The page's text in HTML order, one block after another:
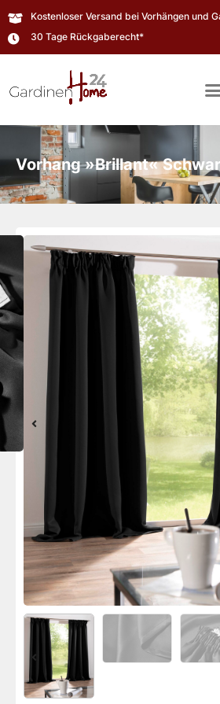
Kostenloser Versand bei Vorhängen und
30 Tage Rückgaberecht*
Vorhang »Brillant«